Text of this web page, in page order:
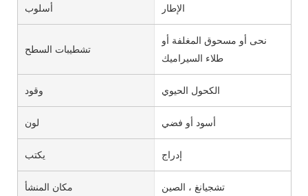
أسلوب الإطار
تشطيبات السطح
نحى أو مسحوق المغلفة أو
طلاء السيراميك
وقود الكحول الحيوي
لون أسود أو فضي
يكتب إدراج
مكان المنشأ تشجيانغ ، الصين